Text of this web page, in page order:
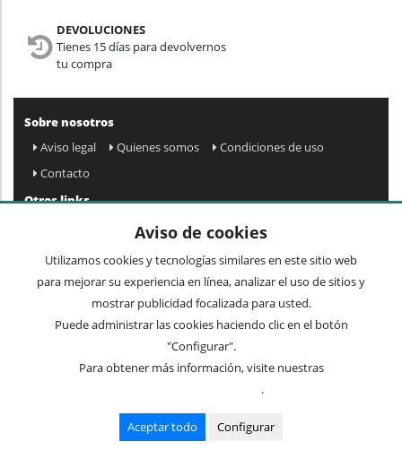
DEVOLUCIONES
Tienes 15 días para devolvernos
tu compra
Sobre nosotros
Aviso legal
Quienes somos
Condiciones de uso
Contacto
Otros links
Preguntas frecuentes
Newsletter
Aceptoprivacidad
Cuadros y espejos Recibidores
Aviso de cookies
Utilizamos cookies y tecnologías similares en este sitio web
para mejorar su experiencia en línea, analizar el uso de sitios y
mostrar publicidad focalizada para usted.
Puede administrar las cookies haciendo clic en el botón
"Configurar".
Para obtener más información, visite nuestras
.
Aceptar todo Configurar